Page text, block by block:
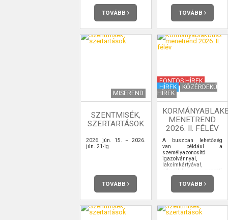
TOVÁBB TOVÁBB
MISEREND
SZENTMISÉK,
SZERTARTÁSOK
2026. jún. 15. – 2026.
jún. 21-ig
TOVÁBB
FONTOS HÍREK
HÍREK
KÖZÉRDEKŰ
HÍREK
MENETREND
2026. II. FÉLÉV
A buszban lehetőség
van például a
személyazonosító
igazolvánnyal,
lakcímkártyával,
útlevéllel, vezetői
engedéllyel kapcsolatos
ügyintézésre,
TOVÁBB